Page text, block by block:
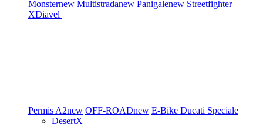
Monsternew Multistradanew Panigalenew Streetfighter
XDiavel
Permis A2new OFF-ROADnew E-Bike Ducati Speciale
DesertX